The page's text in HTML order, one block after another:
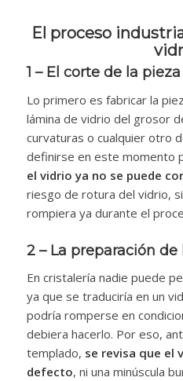
El proceso
1 – El corte de la pieza
Lo primero es fabricar la
lámina de vidrio del grosor
curvaturas o cualquier otro
definirse en este momento
el vidrio ya no se puede
riesgo de rotura del vidrio,
rompiera ya durante el
2 – La preparación
En cristalería nadie puede
ya que se traduciría en un
podría romperse en
debiera hacerlo. Por eso,
templado, se revisa que el
defecto, ni una minúscula